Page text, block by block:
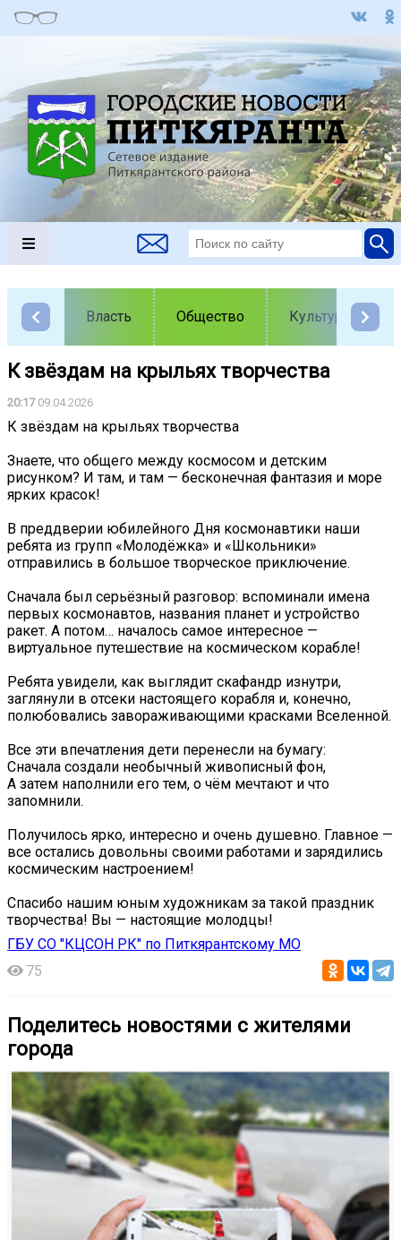
Власть Общество Культура
К звёздам на крыльях творчества
20:1709.04.2026
К звёздам на крыльях творчества
Знаете, что общего между космосом и детским
рисунком? И там, и там — бесконечная фантазия и море
ярких красок!
В преддверии юбилейного Дня космонавтики наши
ребята из групп «Молодёжка» и «Школьники»
отправились в большое творческое приключение.
Сначала был серьёзный разговор: вспоминали имена
первых космонавтов, названия планет и устройство
ракет. А потом… началось самое интересное —
виртуальное путешествие на космическом корабле!
Ребята увидели, как выглядит скафандр изнутри,
заглянули в отсеки настоящего корабля и, конечно,
полюбовались завораживающими красками Вселенной.
Все эти впечатления дети перенесли на бумагу:
Сначала создали необычный живописный фон,
А затем наполнили его тем, о чём мечтают и что
запомнили.
Получилось ярко, интересно и очень душевно. Главное —
все остались довольны своими работами и зарядились
космическим настроением!
Спасибо нашим юным художникам за такой праздник
творчества! Вы — настоящие молодцы!
ГБУ СО "КЦСОН РК" по Питкярантскому МО
75
Поделитесь новостями с жителями
города